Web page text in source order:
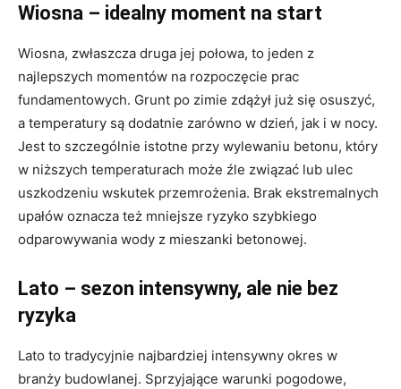
Wiosna – idealny moment na start
Wiosna, zwłaszcza druga jej połowa, to jeden z
najlepszych momentów na rozpoczęcie prac
fundamentowych. Grunt po zimie zdążył już się osuszyć,
a temperatury są dodatnie zarówno w dzień, jak i w nocy.
Jest to szczególnie istotne przy wylewaniu betonu, który
w niższych temperaturach może źle związać lub ulec
uszkodzeniu wskutek przemrożenia. Brak ekstremalnych
upałów oznacza też mniejsze ryzyko szybkiego
odparowywania wody z mieszanki betonowej.
Lato – sezon intensywny, ale nie bez
ryzyka
Lato to tradycyjnie najbardziej intensywny okres w
branży budowlanej. Sprzyjające warunki pogodowe,